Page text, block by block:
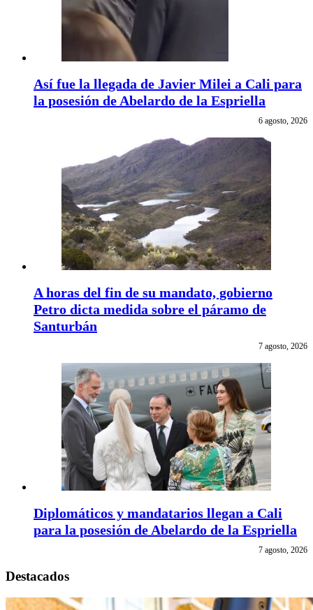
Así fue la llegada de Javier Milei a Cali para
la posesión de Abelardo de la Espriella
6 agosto, 2026
A horas del fin de su mandato, gobierno
Petro dicta medida sobre el páramo de
Santurbán
7 agosto, 2026
Diplomáticos y mandatarios llegan a Cali
para la posesión de Abelardo de la Espriella
7 agosto, 2026
Destacados